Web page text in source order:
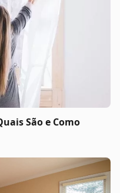
São e Como